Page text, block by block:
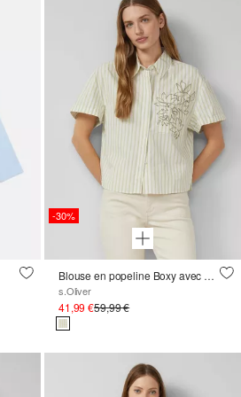
-30%
Blouse en popeline Boxy avec détails scintillants
s.Oliver
41,99 €59,99 €